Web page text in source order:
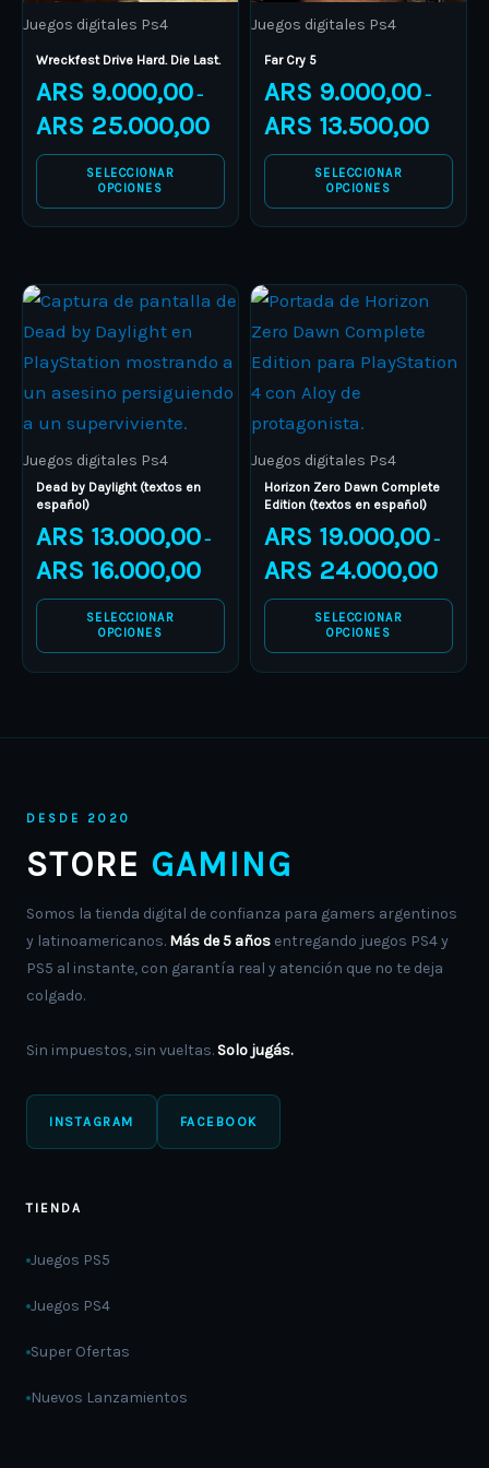
Juegos digitales Ps4
Wreckfest Drive Hard. Die Last.
ARS 9.000,00 –
ARS 25.000,00
SELECCIONAR
OPCIONES
chosen
on
the
product
page
Juegos digitales Ps4
Far Cry 5
ARS 9.000,00 –
ARS 13.500,00
SELECCIONAR
OPCIONES
chosen
on
the
product
page
Juegos digitales Ps4
Dead by Daylight (textos en
español)
ARS 13.000,00 –
ARS 16.000,00
Price
range:
ARS 13.000,00
ARS 16.000,00
SELECCIONAR
OPCIONES
This
product
has
multiple
variants.
The
options
may
be
chosen
on
product
Juegos digitales Ps4
Horizon Zero Dawn Complete
Edition (textos en español)
ARS 19.000,00 –
ARS 24.000,00
Price
ARS
SELECCIONAR
OPCIONES
This
product
has
multiple
variants.
The
options
may
be
chosen
on
product
DESDE 2020
STORE GAMING
Somos la tienda digital de confianza para gamers argentinos
y latinoamericanos. Más de 5 años entregando juegos PS4 y
PS5 al instante, con garantía real y atención que no te deja
colgado.
Sin impuestos, sin vueltas. Solo jugás.
INSTAGRAM FACEBOOK
TIENDA
Juegos PS5
Juegos PS4
Super Ofertas
Nuevos Lanzamientos